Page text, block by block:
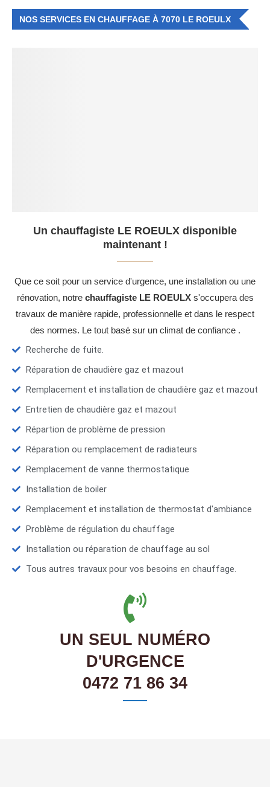
NOS SERVICES EN CHAUFFAGE À 7070 LE ROEULX
Un chauffagiste LE ROEULX disponible
maintenant !
Que ce soit pour un service d'urgence, une installation ou une
rénovation, notre chauffagiste LE ROEULXs'occupera des
travaux de manière rapide, professionnelle et dans le respect
des normes. Le tout basé sur un climat de confiance .
Recherche de fuite.
Réparation de chaudière gaz et mazout
Remplacement et installation de chaudière gaz et mazout
Entretien de chaudière gaz et mazout
Répartion de problème de pression
Réparation ou remplacement de radiateurs
Remplacement de vanne thermostatique
Installation de boiler
Remplacement et installation de thermostat d'ambiance
Problème de régulation du chauffage
Installation ou réparation de chauffage au sol
Tous autres travaux pour vos besoins en chauffage.
UN SEUL NUMÉRO
D'URGENCE
0472 71 86 34